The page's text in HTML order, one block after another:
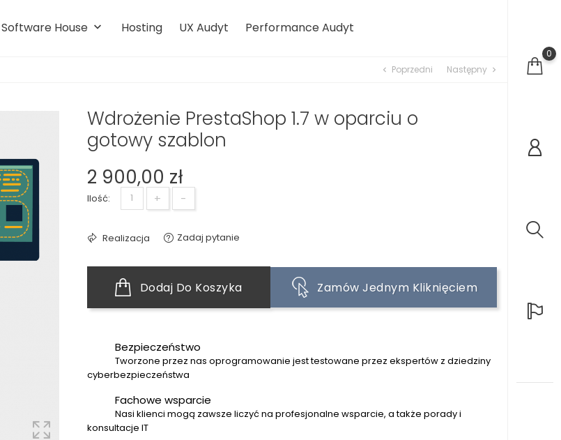
0
Software House keyboard_arrow_down Hosting UX Audyt Performance Audyt
chevron_left Poprzedni Następny chevron_right
Wdrożenie PrestaShop 1.7 w oparciu o
gotowy szablon
2 900,00 zł
Ilość: + -
Realizacja Zadaj pytanie
Dodaj Do Koszyka Zamów Jednym Kliknięciem
Bezpieczeństwo
Tworzone przez nas oprogramowanie jest testowane przez ekspertów z dziedziny
cyberbezpieczeństwa
Fachowe wsparcie
Nasi klienci mogą zawsze liczyć na profesjonalne wsparcie, a także porady i
konsultacje IT